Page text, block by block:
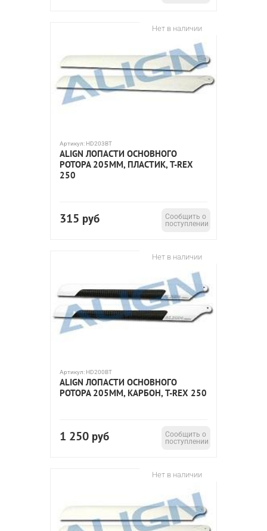
Нет в наличии
Артикул: HD203BT
ALIGN ЛОПАСТИ ОСНОВНОГО
РОТОРА 205ММ, ПЛАСТИК, T-REX
250
315 руб
Сообщить о
поступлении
Нет в наличии
Артикул: HD200BT
ALIGN ЛОПАСТИ ОСНОВНОГО
РОТОРА 205ММ, КАРБОН, T-REX 250
1 250 руб
Сообщить о
поступлении
Нет в наличии